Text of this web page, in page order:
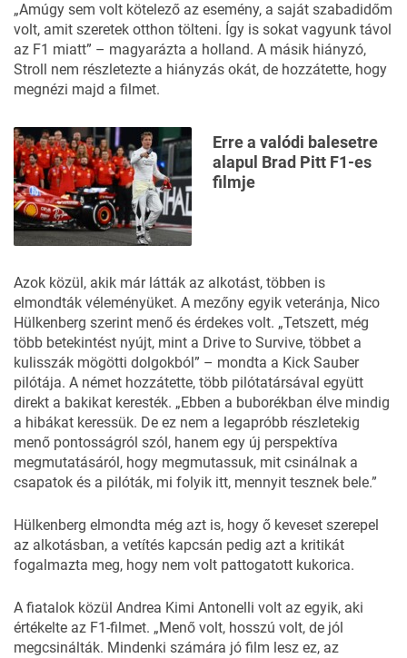
„Amúgy sem volt kötelező az esemény, a saját szabadidőm
volt, amit szeretek otthon tölteni. Így is sokat vagyunk távol
az F1 miatt” – magyarázta a holland. A másik hiányzó,
Stroll nem részletezte a hiányzás okát, de hozzátette, hogy
megnézi majd a filmet.
Erre a valódi balesetre
alapul Brad Pitt F1-es
filmje
Azok közül, akik már látták az alkotást, többen is
elmondták véleményüket. A mezőny egyik veteránja, Nico
Hülkenberg szerint menő és érdekes volt. „Tetszett, még
több betekintést nyújt, mint a Drive to Survive, többet a
kulisszák mögötti dolgokból” – mondta a Kick Sauber
pilótája. A német hozzátette, több pilótatársával együtt
direkt a bakikat keresték. „Ebben a buborékban élve mindig
a hibákat keressük. De ez nem a legapróbb részletekig
menő pontosságról szól, hanem egy új perspektíva
megmutatásáról, hogy megmutassuk, mit csinálnak a
csapatok és a pilóták, mi folyik itt, mennyit tesznek bele.”
Hülkenberg elmondta még azt is, hogy ő keveset szerepel
az alkotásban, a vetítés kapcsán pedig azt a kritikát
fogalmazta meg, hogy nem volt pattogatott kukorica.
A fiatalok közül Andrea Kimi Antonelli volt az egyik, aki
értékelte az F1-filmet. „Menő volt, hosszú volt, de jól
megcsinálták. Mindenki számára jó film lesz ez, az